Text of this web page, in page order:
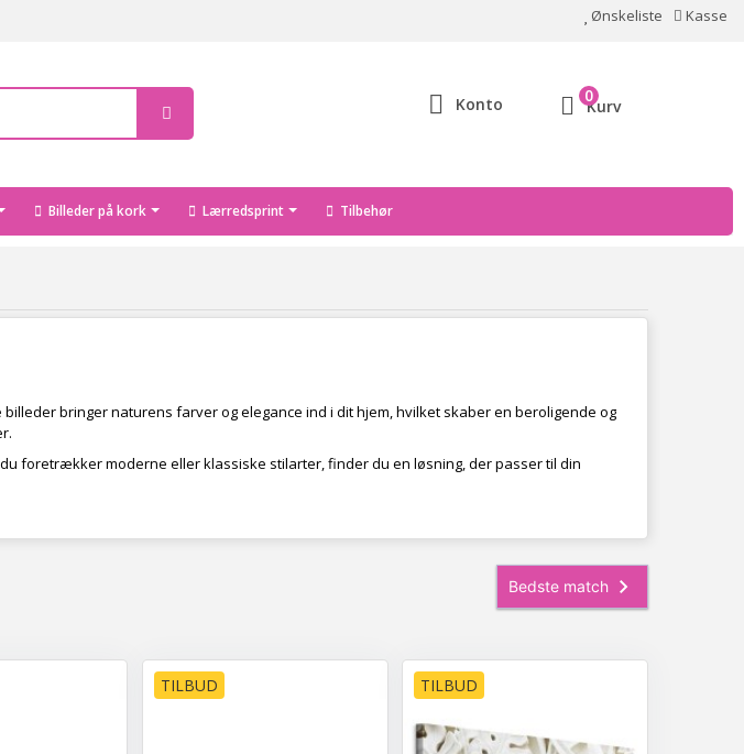
Ønskeliste Kasse
Konto Kurv
0
Billeder på kork Lærredsprint Tilbehør
bringer naturens farver og elegance ind i dit hjem, hvilket skaber en beroligende og
foretrækker moderne eller klassiske stilarter, finder du en løsning, der passer til din
TILBUD TILBUD